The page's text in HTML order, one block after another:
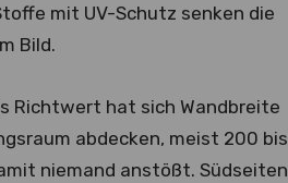
mit UV-Schutz senken die
Bild.
Richtwert hat sich Wandbreite
abdecken, meist 200 bis
niemand anstößt. Südseiten